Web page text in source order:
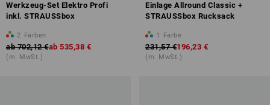
Werkzeug-Set Elektro Profi
inkl. STRAUSSbox
2 Farben
ab 702,12 €ab 535,38 €
(m. MwSt.)
Einlage Allround Classic +
STRAUSSbox Rucksack
1 Farbe
231,57 €196,23 €
(m. MwSt.)